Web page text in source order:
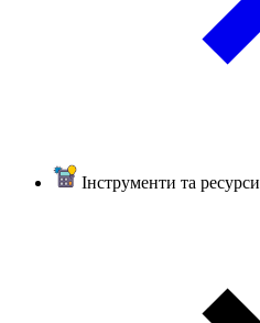
Інструменти та ресурси